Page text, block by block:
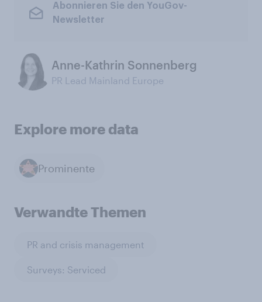
Abonnieren Sie den YouGov-
Newsletter
Anne-Kathrin Sonnenberg
PR Lead Mainland Europe
Explore more data
Prominente
Verwandte Themen
PR and crisis management
Surveys: Serviced